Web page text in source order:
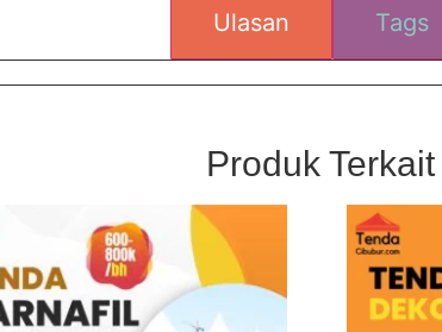
Ulasan Tags
Produk Terkait